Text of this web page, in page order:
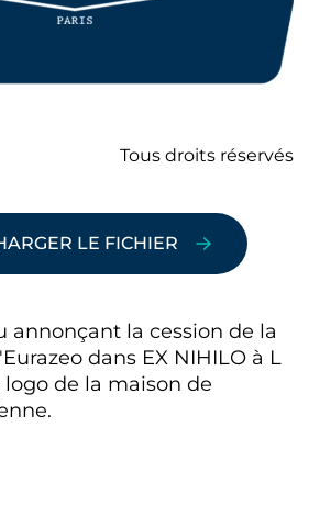
Tous droits réservés
LE FICHIER
annonçant la cession de la
dans EX NIHILO à L
de la maison de